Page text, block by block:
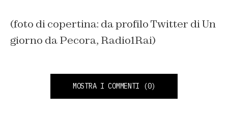
(foto di copertina: da profilo Twitter di Un
giorno da Pecora, Radio1Rai)
MOSTRA I COMMENTI (0)